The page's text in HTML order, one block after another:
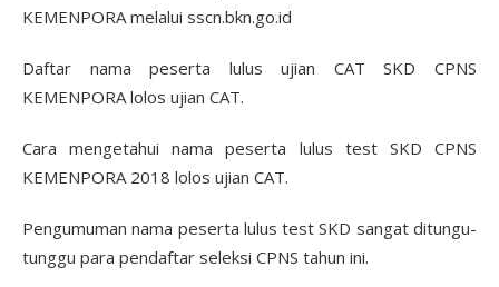
KEMENPORA melalui sscn.bkn.go.id
Daftar nama peserta lulus ujian CAT SKD CPNS
KEMENPORA lolos ujian CAT.
Cara mengetahui nama peserta lulus test SKD CPNS
KEMENPORA 2018 lolos ujian CAT.
Pengumuman nama peserta lulus test SKD sangat ditungu-
tunggu para pendaftar seleksi CPNS tahun ini.